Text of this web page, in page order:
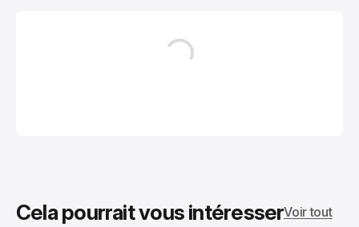
Cela pourrait vous intéresserVoir tout